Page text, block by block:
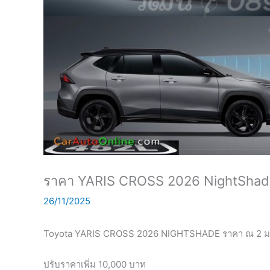
ราคา YARIS CROSS 2026
26/11/2025
Toyota YARIS CROSS 2026 NIGHTSHADE ราคา ณ 2
ปรับราคาเพิ่ม 10,000 บาท